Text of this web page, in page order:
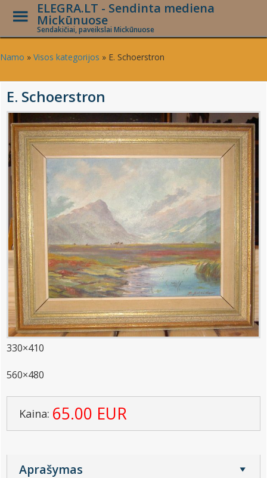
Skip
to
content
ELEGRA.LT - Sendinta mediena
Mickūnuose
Sendakičiai, paveikslai Mickūnuose
Toggle
Menu
Namo » Visos kategorijos » E. Schoerstron
E. Schoerstron
330×410
560×480
Kaina: 65.00 EUR
Aprašymas